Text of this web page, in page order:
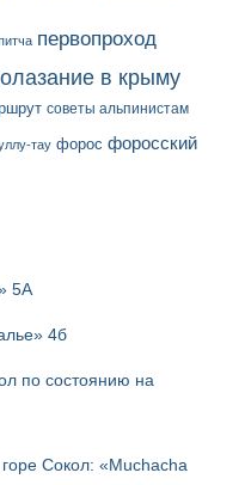
первопроход
в крыму
советы альпинистам
тау форос форосский
5А
4б
по состоянию на
Сокол: «Muchacha